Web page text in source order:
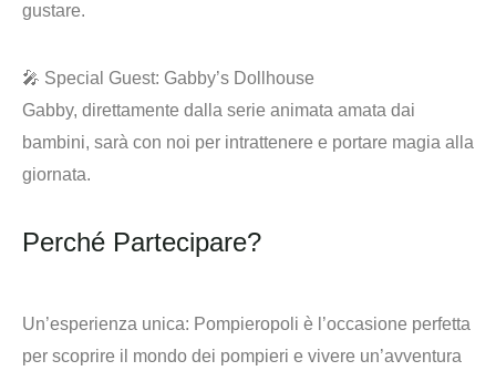
gustare.
🎤 Special Guest: Gabby’s Dollhouse
Gabby, direttamente dalla serie animata amata dai
bambini, sarà con noi per intrattenere e portare magia alla
giornata.
Perché Partecipare?
Un’esperienza unica: Pompieropoli è l’occasione perfetta
per scoprire il mondo dei pompieri e vivere un’avventura